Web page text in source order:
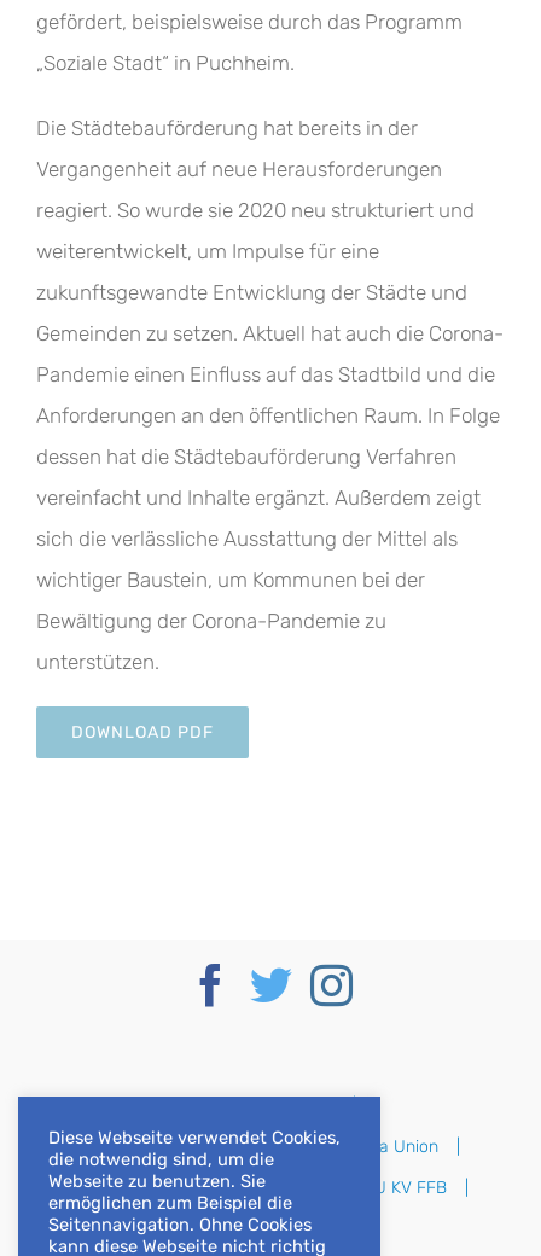
gefördert, beispielsweise durch das Programm
„Soziale Stadt“ in Puchheim.
Die Städtebauförderung hat bereits in der
Vergangenheit auf neue Herausforderungen
reagiert. So wurde sie 2020 neu strukturiert und
weiterentwickelt, um Impulse für eine
zukunftsgewandte Entwicklung der Städte und
Gemeinden zu setzen. Aktuell hat auch die Corona-
Pandemie einen Einfluss auf das Stadtbild und die
Anforderungen an den öffentlichen Raum. In Folge
dessen hat die Städtebauförderung Verfahren
vereinfacht und Inhalte ergänzt. Außerdem zeigt
sich die verlässliche Ausstattung der Mittel als
wichtiger Baustein, um Kommunen bei der
Bewältigung der Corona-Pandemie zu
unterstützen.
DOWNLOAD PDF
CSU im Deutschen Bundestag
Europa Union
CSU Bayern
CSU Oberbayern
CSU KV FFB
CSU KV DAH
Diese Webseite verwendet Cookies,
die notwendig sind, um die
Webseite zu benutzen. Sie
ermöglichen zum Beispiel die
Seitennavigation. Ohne Cookies
kann diese Webseite nicht richtig